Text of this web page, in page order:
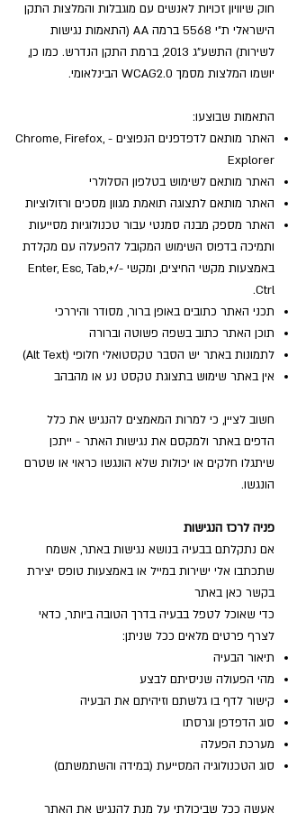
חוק שיוויון זכויות לאנשים עם מוגבלות והמלצות התקן
הישראלי ת"י 5568 ברמה AA (התאמות נגישות
לשירות) התשע"ג 2013, ברמת התקן הנדרש. כמו כן,
יושמו המלצות מסמך WCAG2.0 הבינלאומי.
התאמות שבוצעו:
האתר מותאם לדפדפנים הנפוצים - Chrome, Firefox,
Explorer
האתר מותאם לשימוש בטלפון הסלולרי
האתר מותאם לתצוגה תואמת מגוון מסכים ורזולוציות
האתר מספק מבנה סמנטי עבור טכנולוגיות מסייעות
ותמיכה בדפוס השימוש המקובל להפעלה עם מקלדת
באמצעות מקשי החיצים, ומקשי -/+Enter, Esc, Tab,
Ctrl.
תכני האתר כתובים באופן ברור, מסודר והיררכי
תוכן האתר כתוב בשפה פשוטה וברורה
לתמונות באתר יש הסבר טקסטואלי חלופי (Alt Text)
אין באתר שימוש בתצוגת טקסט נע או מהבהב
חשוב לציין, כי למרות המאמצים להנגיש את כלל
הדפים באתר ולמקסם את נגישות האתר - ייתכן
שיתגלו חלקים או יכולות שלא הונגשו כראוי או שטרם
הונגשו.
פניה לרכז הנגישות
אם נתקלתם בבעיה בנושא נגישות באתר, אשמח
שתכתבו אלי ישירות במייל או באמצעות טופס יצירת
בקשר כאן באתר
כדי שאוכל לטפל בבעיה בדרך הטובה ביותר, כדאי
לצרף פרטים מלאים ככל שניתן:
תיאור הבעיה
מהי הפעולה שניסיתם לבצע
קישור לדף בו גלשתם וזיהיתם את הבעיה
סוג הדפדפן וגרסתו
מערכת הפעלה
סוג הטכנולוגיה המסייעת (במידה והשתמשתם)
אעשה ככל שביכולתי על מנת להנגיש את האתר